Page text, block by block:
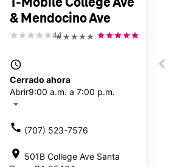
T-Mobile College Ave
& Mendocino Ave
★★★★★
4.1
access_time
Cerrado ahora
Abrir9:00 a.m. a 7:00 p.m.
arrow_drop_down
call (707) 523-7576
location_on 501B College Ave Santa